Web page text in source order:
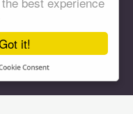
it!